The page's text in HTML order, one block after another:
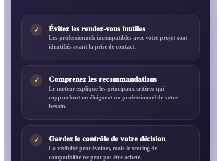
✓ Évitez les rendez-vous inutiles
Les professionnels incompatibles avec votre projet sont
identifiés avant la prise de contact.
✓ Comprenez les recommandations
Le moteur explique les principaux critères qui
rapprochent ou éloignent un professionnel de votre
besoin.
✓ Gardez le contrôle de votre décision
La visibilité peut évoluer, mais le scoring de
compatibilité ne peut pas être acheté.